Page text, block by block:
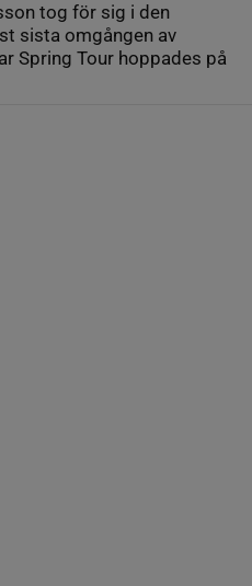
tog för sig i den
sista omgången av
Spring Tour hoppades på